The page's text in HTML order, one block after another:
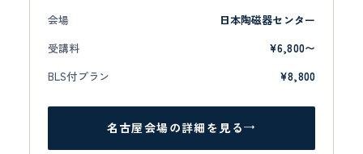
会場
日本陶磁器センター
受講料
¥6,800〜
BLS付プラン
¥8,800
名古屋会場の詳細を見る→